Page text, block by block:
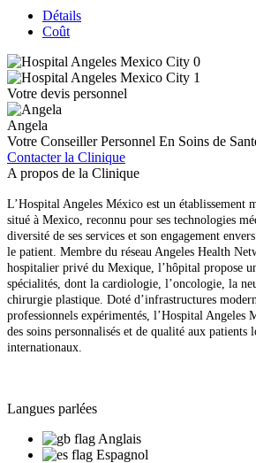
Détails
Coût
Votre devis personnel
Angela
Votre Conseiller Personnel En Soins de
Contacter la Clinique
A propos de la Clinique
L’Hospital Angeles México est un établissement
situé à Mexico, reconnu pour ses technologies
diversité de ses services et son engagement
le patient. Membre du réseau Angeles Health
hospitalier privé du Mexique, l’hôpital propose
spécialités, dont la cardiologie, l’oncologie, la
chirurgie plastique. Doté d’infrastructures
professionnels expérimentés, l’Hospital Angeles
des soins personnalisés et de qualité aux patients
internationaux.
Langues parlées
Anglais
Espagnol